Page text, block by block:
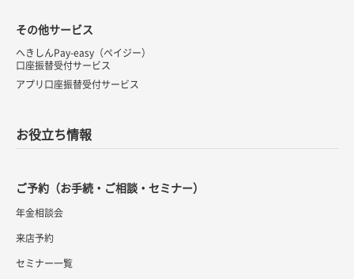
その他サービス
へきしんPay-easy（ペイジー）
口座振替受付サービス
アプリ口座振替受付サービス
お役立ち情報
ご予約（お手続・ご相談・セミナー）
年金相談会
来店予約
セミナー一覧